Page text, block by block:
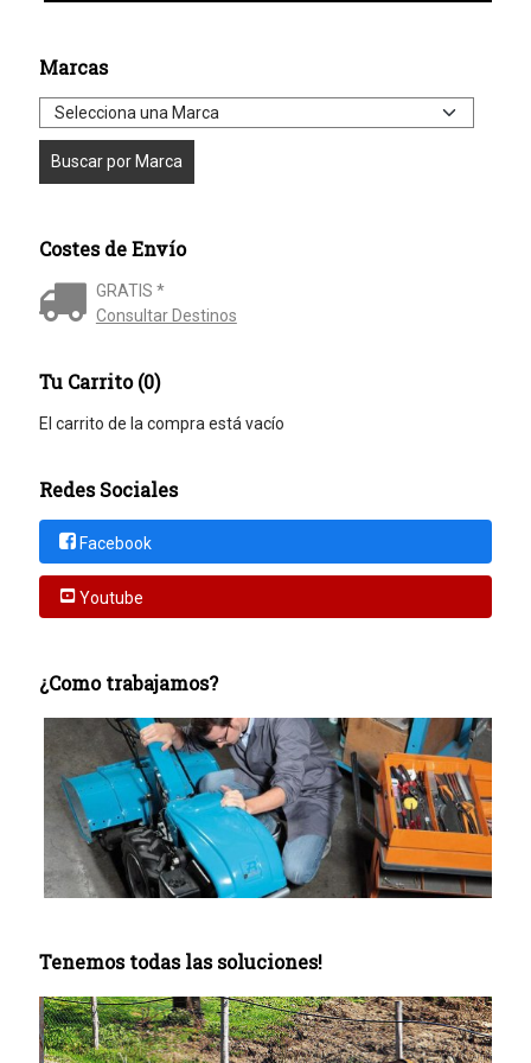
Marcas
Costes de Envío
GRATIS *
Consultar Destinos
Tu Carrito (0)
El carrito de la compra está vacío
Redes Sociales
Facebook
Youtube
¿Como trabajamos?
Tenemos todas las soluciones!